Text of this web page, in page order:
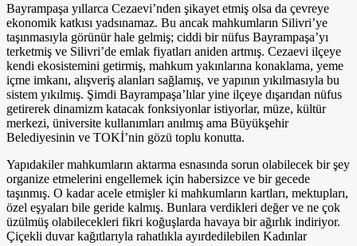
Bayrampaşa yıllarca Cezaevi’nden şikayet etmiş olsa da çevreye
ekonomik katkısı yadsınamaz. Bu ancak mahkumların Silivri’ye
taşınmasıyla görünür hale gelmiş; ciddi bir nüfus Bayrampaşa’yı
terketmiş ve Silivri’de emlak fiyatları aniden artmış. Cezaevi ilçeye
kendi ekosistemini getirmiş, mahkum yakınlarına konaklama, yeme
içme imkanı, alışveriş alanları sağlamış, ve yapının yıkılmasıyla bu
sistem yıkılmış. Şimdi Bayrampaşa’lılar yine ilçeye dışarıdan nüfus
getirerek dinamizm katacak fonksiyonlar istiyorlar, müze, kültür
merkezi, üniversite kullanımları anılmış ama Büyükşehir
Belediyesinin ve TOKİ’nin gözü toplu konutta.
Yapıdakiler mahkumların aktarma esnasında sorun olabilecek bir şey
organize etmelerini engellemek için habersizce ve bir gecede
taşınmış. O kadar acele etmişler ki mahkumların kartları, mektupları,
özel eşyaları bile geride kalmış. Bunlara verdikleri değer ve ne çok
üzülmüş olabilecekleri fikri koğuşlarda havaya bir ağırlık indiriyor.
Çiçekli duvar kağıtlarıyla rahatlıkla ayırdedilebilen Kadınlar